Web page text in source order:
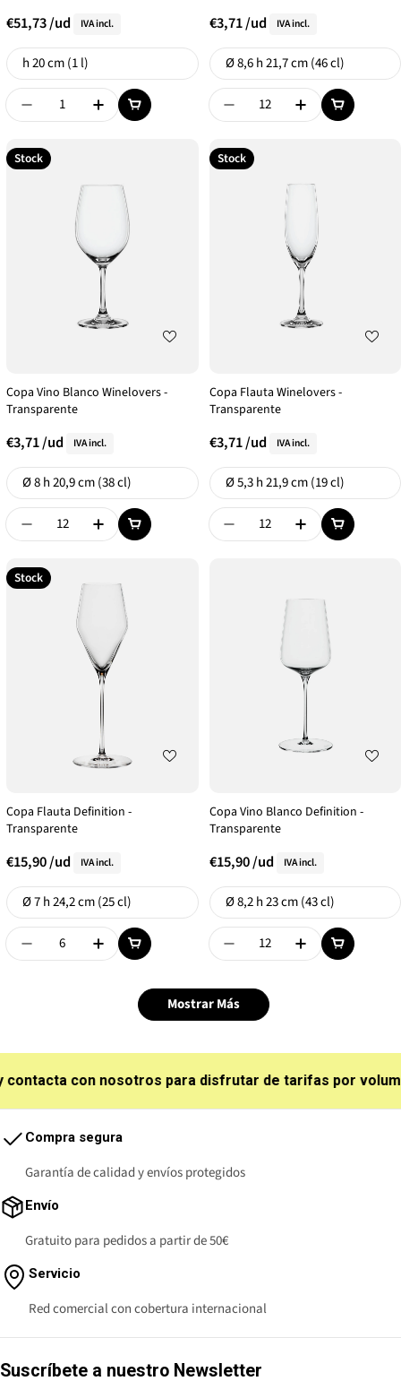
€51,73/ud IVA incl.
Formato
h 20 cm (1 l)
Disminuir Cantidad De {{ Product }}
Aumentar Cantidad De {{ Product }}
€3,71/ud IVA incl.
Formato
Ø 8,6 h 21,7 cm (46 cl)
Disminuir Cantidad De
Aumentar
Stock
Copa Vino Blanco Winelovers -
Transparente
€3,71/ud IVA incl.
Formato
Ø 8 h 20,9 cm (38 cl)
Disminuir Cantidad De {{ Product }}
Aumentar Cantidad De {{ Product }}
Stock
Copa Flauta Winelovers -
Transparente
€3,71/ud IVA incl.
Formato
Ø 5,3 h 21,9 cm (19 cl)
Disminuir Cantidad De
Aumentar
Stock
Copa Flauta Definition -
Transparente
€15,90/ud IVA incl.
Formato
Ø 7 h 24,2 cm (25 cl)
Disminuir Cantidad De {{ Product }}
Aumentar Cantidad De {{ Product }}
Copa Vino Blanco Definition -
Transparente
€15,90/ud IVA incl.
Formato
Ø 8,2 h 23 cm (43 cl)
Disminuir Cantidad De
Aumentar
Mostrar Más
con nosotros para disfrutar de tarifas por volumen
Compra segura
Garantía de calidad y envíos protegidos
Envío
Gratuito para pedidos a partir de 50€
Servicio
Red comercial con cobertura internacional
Suscríbete a nuestro Newsletter